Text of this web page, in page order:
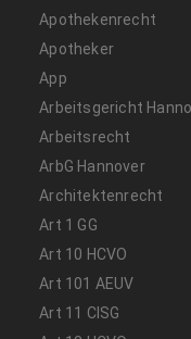
Apothekenrecht
Apotheker
App
Arbeitsgericht
Arbeitsrecht
ArbG Hannover
Architektenrecht
Art 1 GG
Art 10 HCVO
Art 101 AEUV
Art 11 CISG